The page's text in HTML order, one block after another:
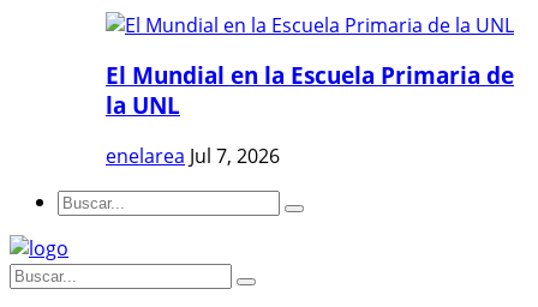
El Mundial en la Escuela Primaria de
la UNL
enelarea Jul 7, 2026